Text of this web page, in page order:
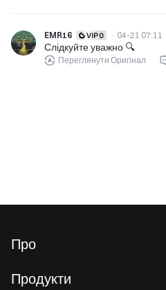
EMR16 · 04-21 07:11
Слідкуйте уважно 🔍
Переглянути Оригінал
Про
Продукти